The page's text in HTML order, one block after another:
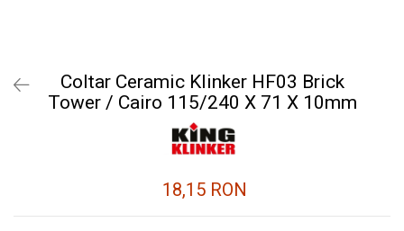
Coltar Ceramic Klinker HF03 Brick
Tower / Cairo 115/240 X 71 X 10mm
18,15 RON